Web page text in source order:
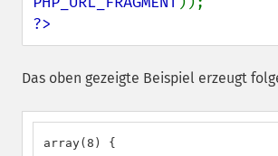
?>
Das oben gezeigte Beispiel erzeugt
array(8) {